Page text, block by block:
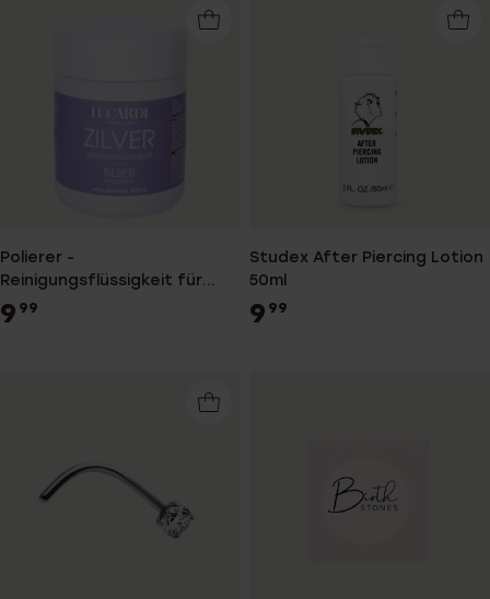
Polierer -
Reinigungsflüssigkeit für
Silberschmuck
9 99
Studex After Piercing Lotion
50ml
9 99